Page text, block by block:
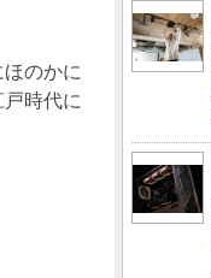
のかに
時代に